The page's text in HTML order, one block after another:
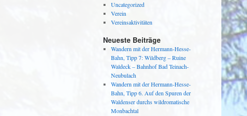
Uncategorized
Verein
Vereinsaktivitäten
Neueste Beiträge
Wandern mit der Hermann-Hesse-
Bahn, Tipp 7: Wildberg – Ruine
Waldeck – Bahnhof Bad Teinach-
Neubulach
Wandern mit der Hermann-Hesse-
Bahn, Tipp 6. Auf den Spuren der
Waldenser durchs wildromatische
Monbachtal